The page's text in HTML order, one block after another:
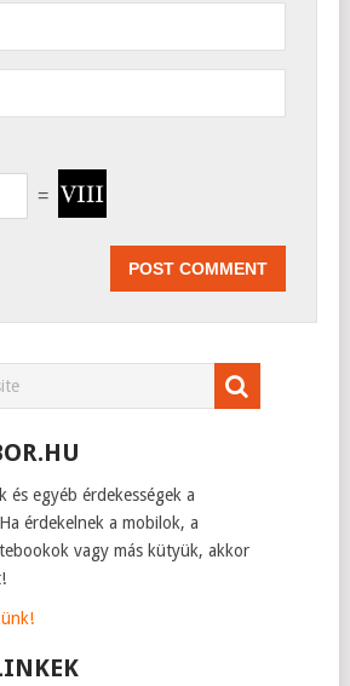
=
és egyéb érdekességek a
érdekelnek a mobilok, a
vagy más kütyük, akkor